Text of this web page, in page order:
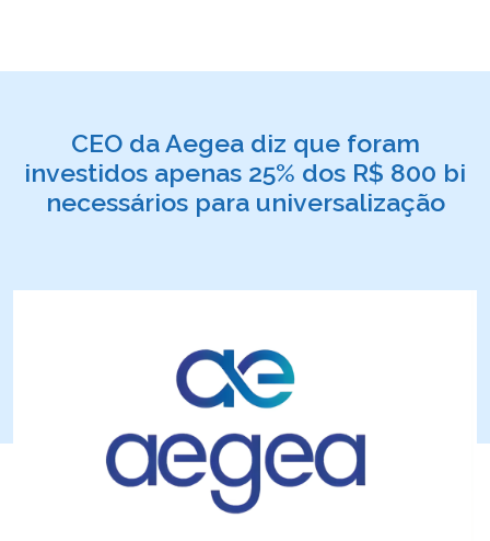
CEO da Aegea diz que foram
investidos apenas 25% dos R$ 800 bi
necessários para universalização